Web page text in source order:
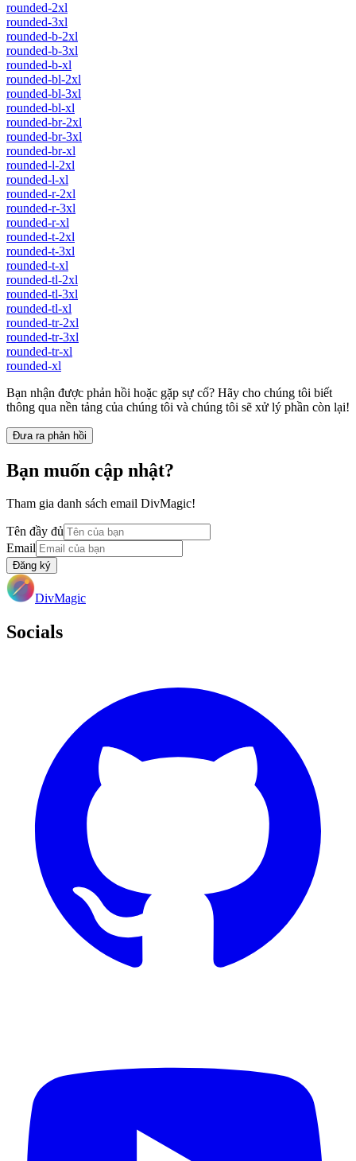
rounded-2xl
rounded-3xl
rounded-b-2xl
rounded-b-3xl
rounded-b-xl
rounded-bl-2xl
rounded-bl-3xl
rounded-bl-xl
rounded-br-2xl
rounded-br-3xl
rounded-br-xl
rounded-l-2xl
rounded-l-xl
rounded-r-2xl
rounded-r-3xl
rounded-r-xl
rounded-t-2xl
rounded-t-3xl
rounded-t-xl
rounded-tl-2xl
rounded-tl-3xl
rounded-tl-xl
rounded-tr-2xl
rounded-tr-3xl
rounded-tr-xl
rounded-xl
Bạn nhận được phản hồi hoặc gặp sự cố? Hãy cho chúng tôi biết
thông qua nền tảng của chúng tôi và chúng tôi sẽ xử lý phần còn lại!
Đưa ra phản hồi
Bạn muốn cập nhật?
Tham gia danh sách email DivMagic!
Tên đầy đủ
Email
Đăng ký
DivMagic
Socials